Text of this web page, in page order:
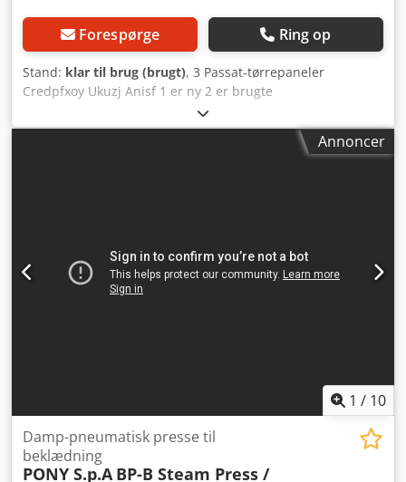
Forespørge Ring op
Stand: klar til brug (brugt), 3 Passat-tørrepaneler
Credpfxoy Ukuzj Anisf 1 er ny 2 er brugte
Annoncer
1 / 10
Damp-pneumatisk presse til
beklædning
PONY S.p.A BP-B Steam Press /